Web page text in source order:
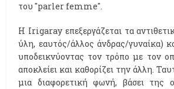
του ''parler femme''.
Η Irigaray επεξεργάζεται τα
ύλη, εαυτός/άλλος άνδρας/γυναίκα)
υποδεικνύοντας τον τρόπο με τον
αποκλείει και καθορίζει την άλλη.
μια διαφορετική φωνή, βάσει της